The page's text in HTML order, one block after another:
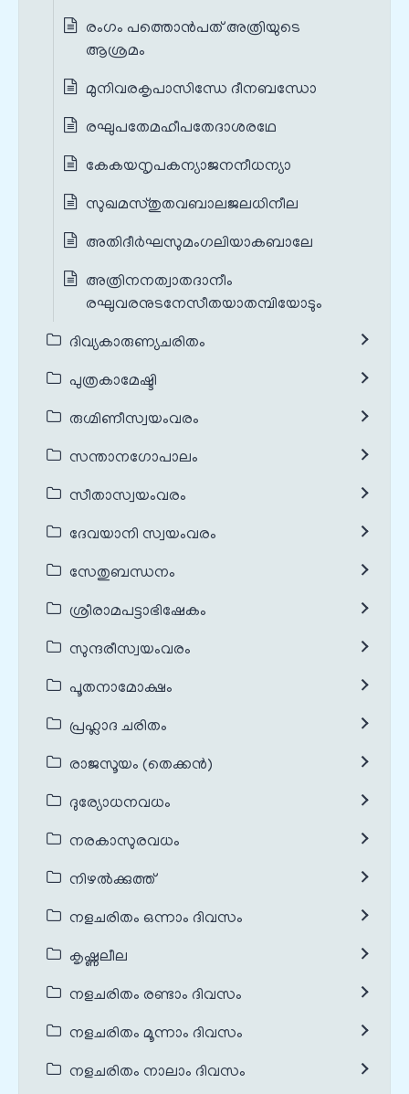
രംഗം പത്തൊൻപത് അത്രിയുടെ
ആശ്രമം
മുനിവരകൃപാസിന്ധേ ദീനബന്ധോ
രഘുപതേമഹീപതേദാശരഥേ
കേകയനൃപകന്യാജനനീധന്യാ
സുഖമസ്തുതവബാലജലധിനീല
അതിദീര്‍ഘസുമംഗലിയാകബാലേ
അത്രിനനത്വാതദാനീം
രഘുവരനുടനേസീതയാതമ്പിയോടും
ദിവ്യകാരുണ്യചരിതം
പുത്രകാമേഷ്ടി
രുഗ്മിണീസ്വയംവരം
സന്താനഗോപാലം
സീതാസ്വയംവരം
ദേവയാനി സ്വയംവരം
സേതുബന്ധനം
ശ്രീരാമപട്ടാഭിഷേകം
സുന്ദരീസ്വയംവരം
പൂതനാമോക്ഷം
പ്രഹ്ലാദ ചരിതം
രാജസൂയം (തെക്കൻ)
ദുര്യോധനവധം
നരകാസുരവധം
നിഴൽക്കുത്ത്
നളചരിതം ഒന്നാം ദിവസം
കൃഷ്ണലീല
നളചരിതം രണ്ടാം ദിവസം
നളചരിതം മൂന്നാം ദിവസം
നളചരിതം നാലാം ദിവസം